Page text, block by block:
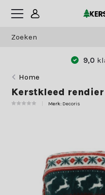
9,0
Home
Kerstkleed
Merk: Decoris